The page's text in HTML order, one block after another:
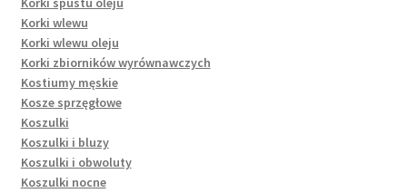
Korki wlewu
Korki wlewu oleju
Korki zbiorników wyrównawczych
Kostiumy męskie
Kosze sprzęgłowe
Koszulki
Koszulki i bluzy
Koszulki i obwoluty
Koszulki nocne